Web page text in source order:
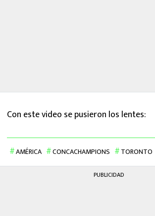
Con este video se pusieron los lentes:
AMÉRICA CONCACHAMPIONS TORONTO
PUBLICIDAD